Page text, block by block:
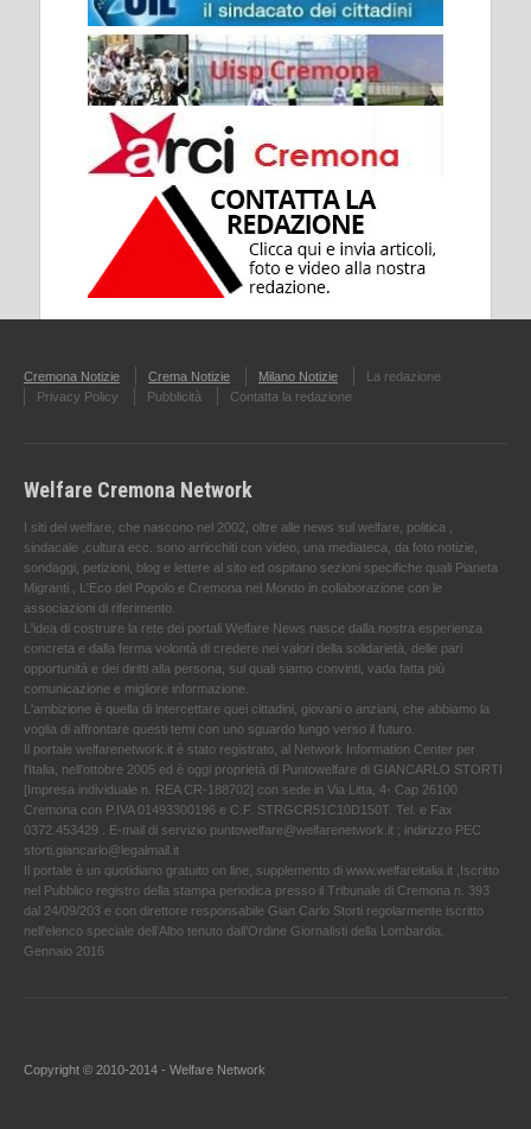
Cremona Notizie Crema Notizie Milano Notizie
La redazione
Privacy Policy
Pubblicità Contatta la redazione
Welfare Cremona Network
I siti del welfare, che nascono nel 2002, oltre alle news sul welfare, politica ,
sindacale ,cultura ecc. sono arricchiti con video, una mediateca, da foto notizie,
sondaggi, petizioni, blog e lettere al sito ed ospitano sezioni specifiche quali Pianeta
Migranti , L'Eco del Popolo e Cremona nel Mondo in collaborazione con le
associazioni di riferimento.
L'idea di costruire la rete dei portali Welfare News nasce dalla nostra esperienza
concreta e dalla ferma volontà di credere nei valori della solidarietà, delle pari
opportunità e dei diritti alla persona, sui quali siamo convinti, vada fatta più
comunicazione e migliore informazione.
L'ambizione è quella di intercettare quei cittadini, giovani o anziani, che abbiamo la
voglia di affrontare questi temi con uno sguardo lungo verso il futuro.
Il portale welfarenetwork.it è stato registrato, al Network Information Center per
l'Italia, nell’ottobre 2005 ed è oggi proprietà di Puntowelfare di GIANCARLO STORTI
[Impresa individuale n. REA CR-188702] con sede in Via Litta, 4- Cap 26100
Cremona con P.IVA 01493300196 e C.F. STRGCR51C10D150T. Tel. e Fax
0372.453429 . E-mail di servizio puntowelfare@welfarenetwork.it ; indirizzo PEC
storti.giancarlo@legalmail.it
Il portale è un quotidiano gratuito on line, supplemento di www.welfareitalia.it ,Iscritto
nel Pubblico registro della stampa periodica presso il Tribunale di Cremona n. 393
dal 24/09/203 e con direttore responsabile Gian Carlo Storti regolarmente iscritto
nell’elenco speciale dell’Albo tenuto dall’Ordine Giornalisti della Lombardia.
Gennaio 2016
Copyright © 2010-2014 - Welfare Network